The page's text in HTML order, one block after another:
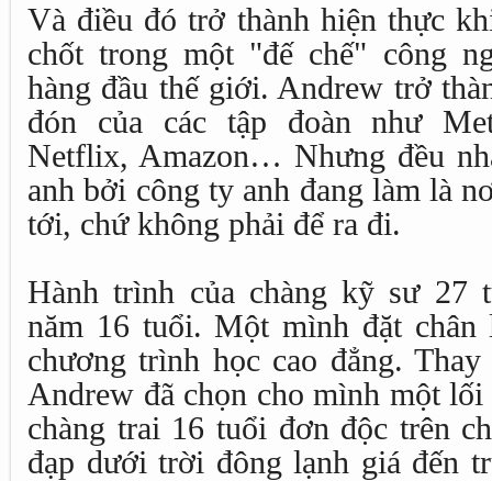
Và điều đó trở thành hiện thực
chốt trong một "đế chế" công
hàng đầu thế giới. Andrew trở
đón của các tập đoàn như
Netflix, Amazon… Nhưng đều
anh bởi công ty anh đang làm là
tới, chứ không phải để ra đi.
Hành trình của chàng kỹ sư 27
năm 16 tuổi. Một mình đặt
chương trình học cao đẳng.
Andrew đã chọn cho mình một
chàng trai 16 tuổi đơn độc trên
đạp dưới trời đông lạnh giá đến